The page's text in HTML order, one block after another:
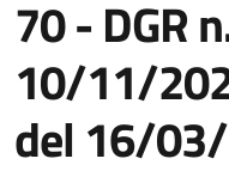
70 - DGR
10/11/
del 16/